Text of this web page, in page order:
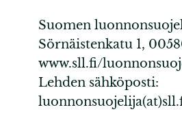
Suomen
Sörnäistenkatu 1,
www.sll.fi/
Lehden sähköposti: